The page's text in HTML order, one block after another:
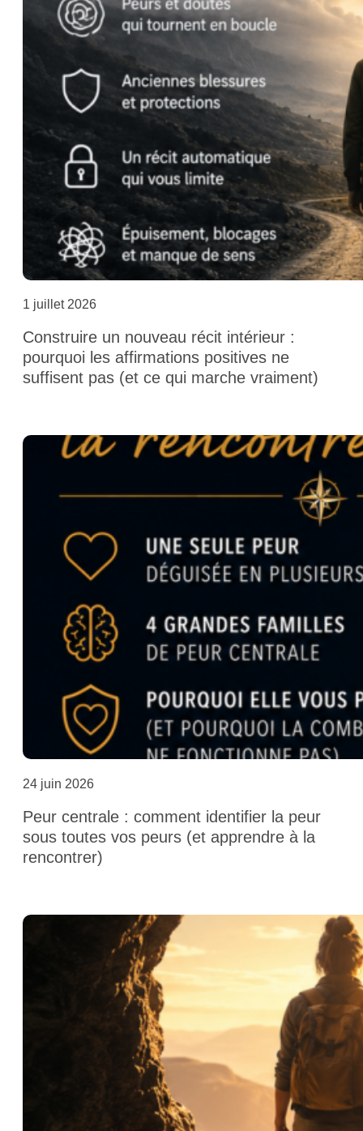
1 juillet 2026
Construire un nouveau récit intérieur :
pourquoi les affirmations positives ne
suffisent pas (et ce qui marche vraiment)
24 juin 2026
Peur centrale : comment identifier la peur
sous toutes vos peurs (et apprendre à la
rencontrer)